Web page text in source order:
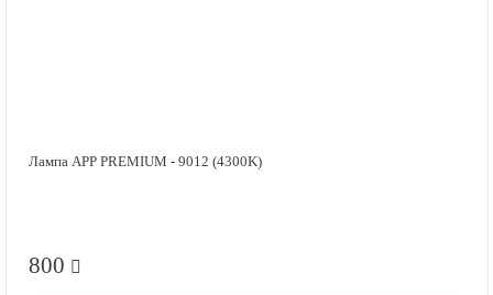
Лампа APP PREMIUM - 9012 (4300K)
800